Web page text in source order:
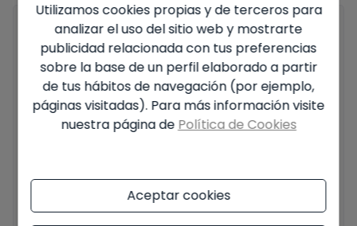
Tu nombre completo*
Tu email *
Tu teléfono
Utilizamos cookies propias y de terceros para
analizar el uso del sitio web y mostrarte
publicidad relacionada con tus preferencias
sobre la base de un perfil elaborado a partir
de tus hábitos de navegación (por ejemplo,
páginas visitadas). Para más información visite
nuestra página de Política de Cookies
Aceptar cookies